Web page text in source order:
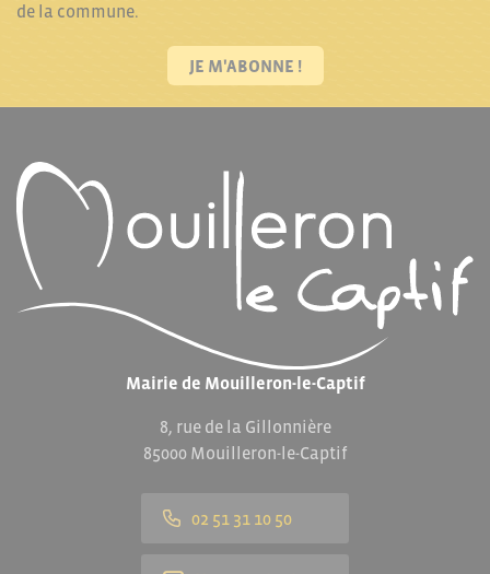
de la commune.
JE M'ABONNE !
Mairie de Mouilleron-le-Captif
8, rue de la Gillonnière
85000 Mouilleron-le-Captif
02 51 31 10 50